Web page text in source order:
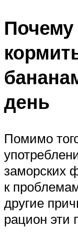
Почему
день
Помимо
заморских
к
другие
рацион эти